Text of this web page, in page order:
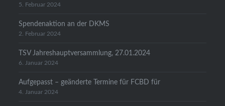
5. Februar 2024
Spendenaktion an der DKMS
2. Februar 2024
TSV Jahreshauptversammlung, 27.01.2024
6. Januar 2024
Aufgepasst – geänderte Termine für FCBD für
4. Januar 2024